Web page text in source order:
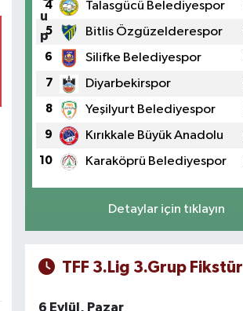
4 Talasgücü Belediyespor
5 Bitlis Özgüzelderespor
6 Silifke Belediyespor
7 Diyarbekirspor
8 Yeşilyurt Belediyespor
9 Kırıkkale Büyük Anadolu
10 Karaköprü Belediyespor
Detaylar için tıklayın
TFF 3.Lig 3.Grup Fikstür
6 Eylül, Pazar